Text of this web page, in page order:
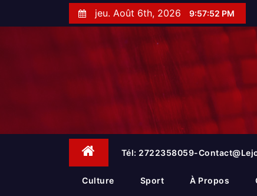
t
jeu. Août 6th, 2026 9:57:53 PM
Tél: 2722358059-
Culture Sport À Propos